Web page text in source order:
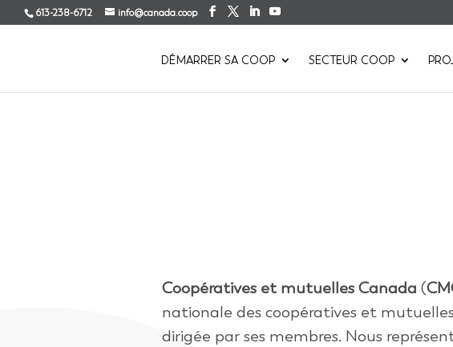
613-238-6712 info@canada.coop
DÉMARRER SA COOP SECTEUR COOP
Coopératives et mutuelles Canada (
nationale des coopératives et
dirigée par ses membres. Nous